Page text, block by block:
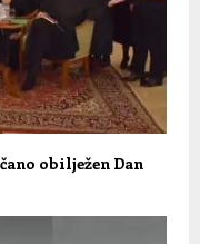
obilježen Dan